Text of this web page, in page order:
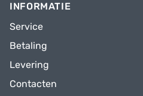
INFORMATIE
Service
Betaling
Levering
Contacten